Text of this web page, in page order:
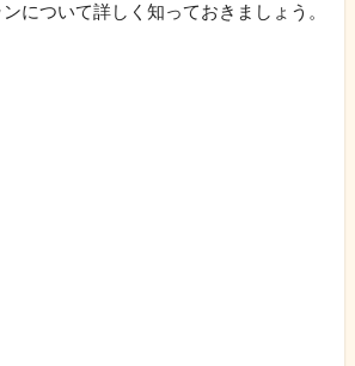
について詳しく知っておきましょう。